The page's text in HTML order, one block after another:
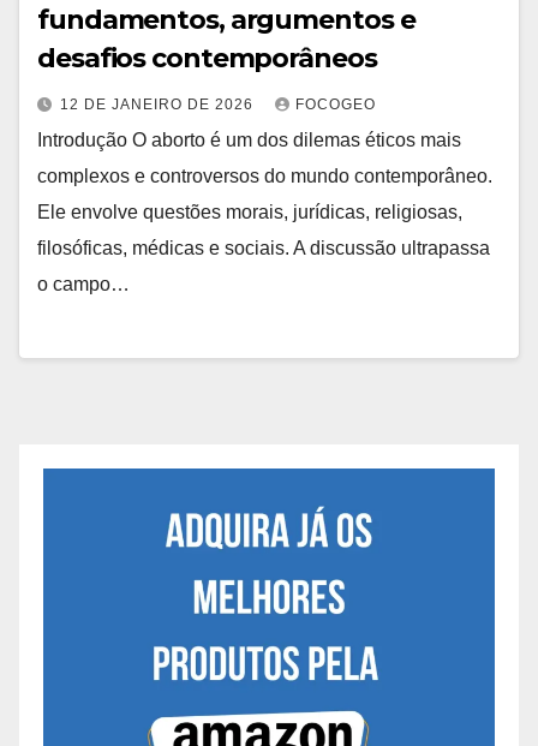
fundamentos, argumentos e
desafios contemporâneos
12 DE JANEIRO DE 2026 FOCOGEO
Introdução O aborto é um dos dilemas éticos mais
complexos e controversos do mundo contemporâneo.
Ele envolve questões morais, jurídicas, religiosas,
filosóficas, médicas e sociais. A discussão ultrapassa
o campo…